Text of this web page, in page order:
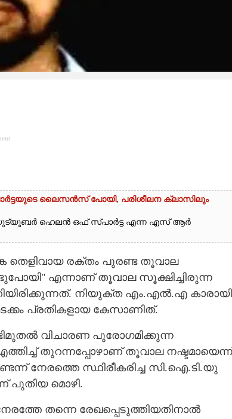
ലൈസൻസ് പോയി, പരിശീലന ക്ലാസിലും
യുട്യൂബർ ഹെലൻ ഒഫ് സ്പാർട്ട എന്ന എസ് ആർ
തെളിവായ രക്തം പുരണ്ട തൂവാല
എന്നാണ് തൂവാല സൂക്ഷിച്ചിരുന്ന
നിയുക്ത എം.എൽ.എ കാരായി
പ്രതികളായ കേസാണിത്.
വിചാരണ പുരോഗമിക്കുന്ന
തുറന്നപ്പോഴാണ് തൂവാല നഷ്ടമായെന്ന്
നേരത്തെ സ്ഥിരീകരിച്ച സി.ഐ.ടി.യു
പുതിയ മൊഴി.
തന്നെ രേഖപ്പെടുത്തിയതിനാൽ